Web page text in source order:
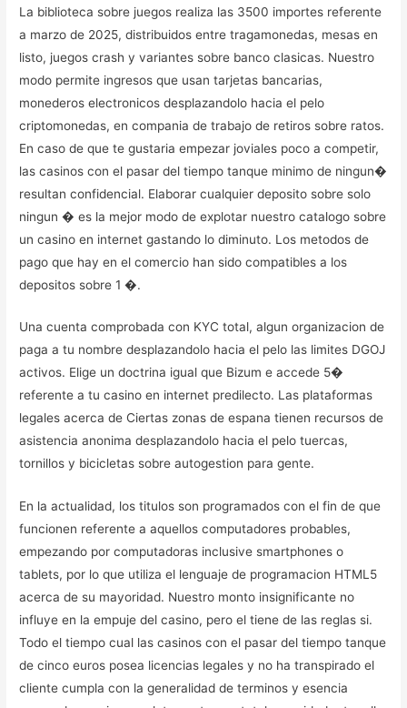
La biblioteca sobre juegos realiza las 3500 importes referente
a marzo de 2025, distribuidos entre tragamonedas, mesas en
listo, juegos crash y variantes sobre banco clasicas. Nuestro
modo permite ingresos que usan tarjetas bancarias,
monederos electronicos desplazandolo hacia el pelo
criptomonedas, en compania de trabajo de retiros sobre ratos.
En caso de que te gustaria empezar joviales poco a competir,
las casinos con el pasar del tiempo tanque minimo de ningun�
resultan confidencial. Elaborar cualquier deposito sobre solo
ningun � es la mejor modo de explotar nuestro catalogo sobre
un casino en internet gastando lo diminuto. Los metodos de
pago que hay en el comercio han sido compatibles a los
depositos sobre 1 �.
Una cuenta comprobada con KYC total, algun organizacion de
paga a tu nombre desplazandolo hacia el pelo las limites DGOJ
activos. Elige un doctrina igual que Bizum e accede 5�
referente a tu casino en internet predilecto. Las plataformas
legales acerca de Ciertas zonas de espana tienen recursos de
asistencia anonima desplazandolo hacia el pelo tuercas,
tornillos y bicicletas sobre autogestion para gente.
En la actualidad, los titulos son programados con el fin de que
funcionen referente a aquellos computadores probables,
empezando por computadoras inclusive smartphones o
tablets, por lo que utiliza el lenguaje de programacion HTML5
acerca de su mayoridad. Nuestro monto insignificante no
influye en la empuje del casino, pero el tiene de las reglas si.
Todo el tiempo cual las casinos con el pasar del tiempo tanque
de cinco euros posea licencias legales y no ha transpirado el
cliente cumpla con la generalidad de terminos y esencia